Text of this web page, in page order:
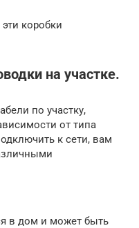
коробки
на участке.
по участку,
от типа
к сети, вам
в дом и может быть